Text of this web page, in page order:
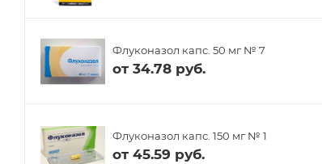
Флуконазол капс. 50 мг № 7
от 34.78 руб.
Флуконазол капс. 150 мг № 1
от 45.59 руб.